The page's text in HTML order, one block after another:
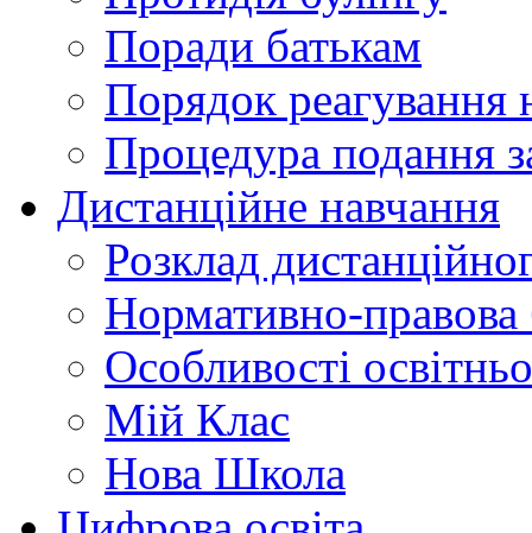
Поради батькам
Порядок реагування
Процедура подання
Дистанційне навчання
Розклад
Нормативно-правова
Особливості
Мій Клас
Нова Школа